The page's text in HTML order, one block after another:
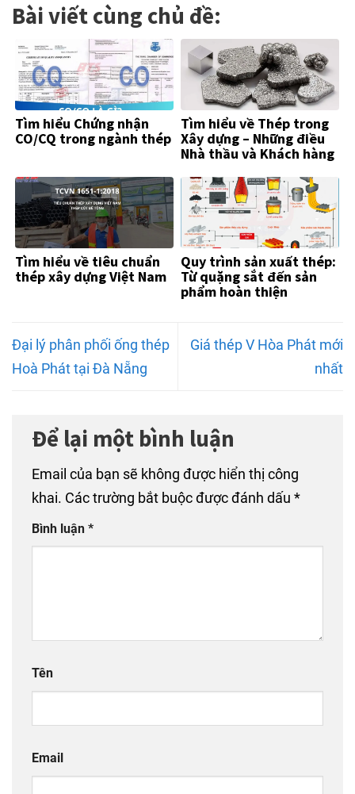
Bài viết cùng chủ đề:
Tìm hiểu Chứng nhận
CO/CQ trong ngành thép
Tìm hiểu về Thép trong
Xây dựng – Những điều
Nhà thầu và Khách hàng
Tìm hiểu về tiêu chuẩn
thép xây dựng Việt Nam
Quy trình sản xuất thép:
Từ quặng sắt đến sản
phẩm hoàn thiện
Đại lý phân phối ống thép
Hoà Phát tại Đà Nẵng
Giá thép V Hòa Phát mới
nhất
Để lại một bình luận
Email của bạn sẽ không được hiển thị công
khai. Các trường bắt buộc được đánh dấu *
Bình luận *
Tên
Email